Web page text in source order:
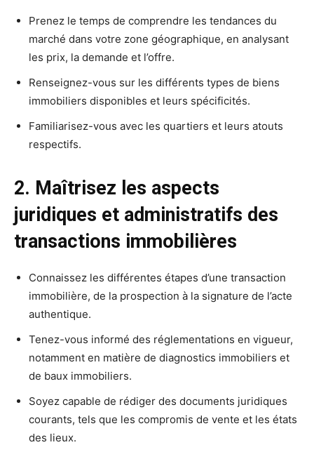
Prenez le temps de comprendre les tendances du
marché dans votre zone géographique, en analysant
les prix, la demande et l’offre.
Renseignez-vous sur les différents types de biens
immobiliers disponibles et leurs spécificités.
Familiarisez-vous avec les quartiers et leurs atouts
respectifs.
2. Maîtrisez les aspects
juridiques et administratifs des
transactions immobilières
Connaissez les différentes étapes d’une transaction
immobilière, de la prospection à la signature de l’acte
authentique.
Tenez-vous informé des réglementations en vigueur,
notamment en matière de diagnostics immobiliers et
de baux immobiliers.
Soyez capable de rédiger des documents juridiques
courants, tels que les compromis de vente et les états
des lieux.